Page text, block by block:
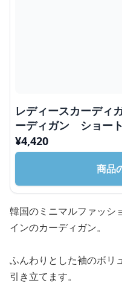
レディースカーディ
ーディガン ショー
¥4,420
商品
韓国のミニマルファッシ
インのカーディガン。
ふんわりとした袖のボリ
引き立てます。